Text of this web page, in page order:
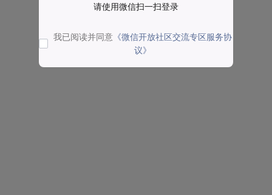
请使用微信扫一扫登录
我已阅读并同意 《微信开放社区交流专区服务协
议》